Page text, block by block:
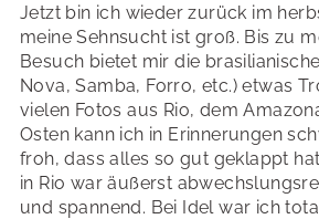
Jetzt bin ich wieder zurück im
meine Sehnsucht ist groß. Bis zu
Besuch bietet mir die
Nova, Samba, Forro, etc.) etwas
vielen Fotos aus Rio, dem
Osten kann ich in Erinnerungen
froh, dass alles so gut geklappt
in Rio war äußerst
und spannend. Bei Idel war ich